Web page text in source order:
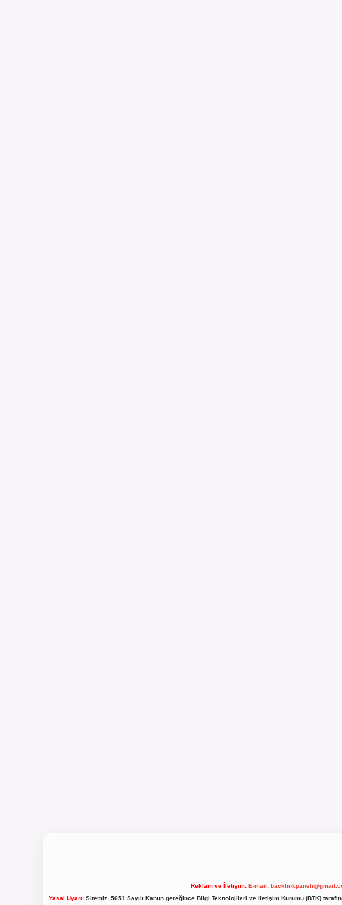
Reklam ve İletişim: E-mail:
Yasal Uyarı:Sitemiz, 5651 Sayılı Kanun gereğince Bilgi Teknolojileri ve İletişim Kurumu (BTK)